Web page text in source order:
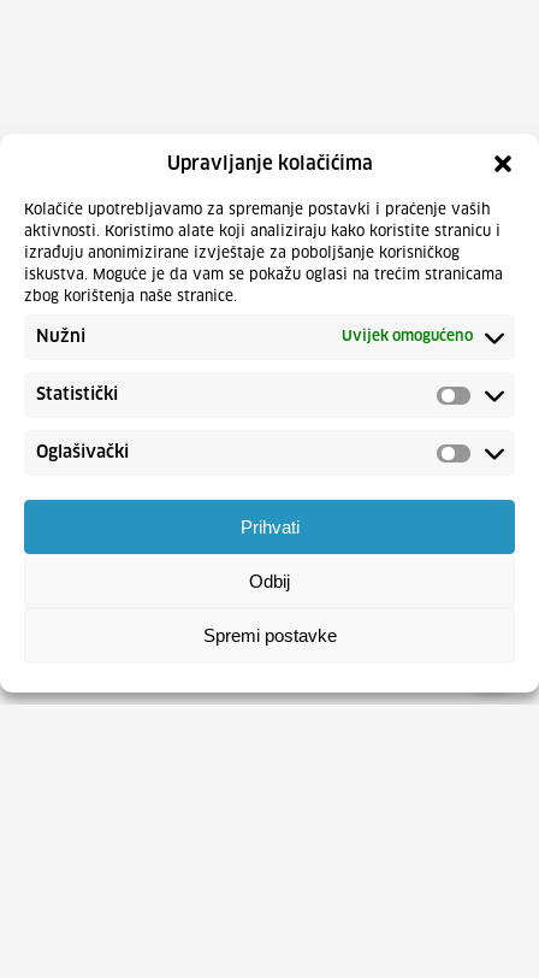
Upravljanje kolačićima
Kolačiće upotrebljavamo za spremanje postavki i praćenje vaših
aktivnosti. Koristimo alate koji analiziraju kako koristite stranicu i
izrađuju anonimizirane izvještaje za poboljšanje korisničkog
iskustva. Moguće je da vam se pokažu oglasi na trećim stranicama
zbog korištenja naše stranice.
Nužni Uvijek omogućeno
Statistički
Oglašivački
Prihvati
Odbij
Spremi postavke